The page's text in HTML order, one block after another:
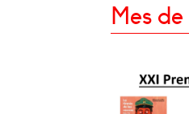
Mes